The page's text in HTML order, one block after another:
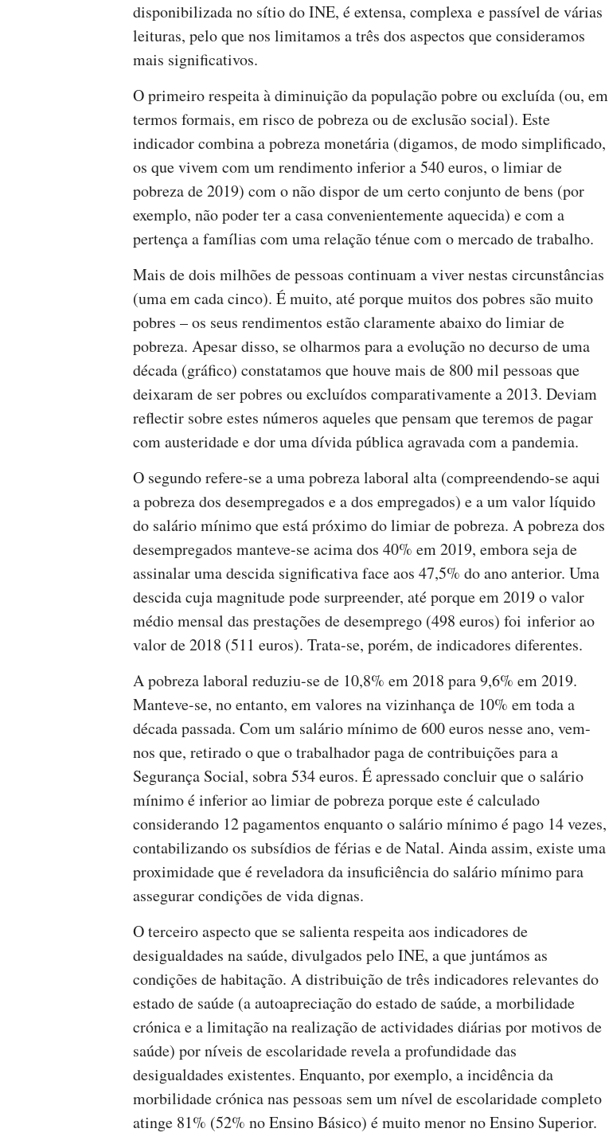
disponibilizada no sítio do INE, é extensa, complexa e passível de várias
leituras, pelo que nos limitamos a três dos aspectos que consideramos
mais significativos.
O primeiro respeita à diminuição da população pobre ou excluída (ou, em
termos formais, em risco de pobreza ou de exclusão social). Este
indicador combina a pobreza monetária (digamos, de modo simplificado,
os que vivem com um rendimento inferior a 540 euros, o limiar de
pobreza de 2019) com o não dispor de um certo conjunto de bens (por
exemplo, não poder ter a casa convenientemente aquecida) e com a
pertença a famílias com uma relação ténue com o mercado de trabalho.
Mais de dois milhões de pessoas continuam a viver nestas circunstâncias
(uma em cada cinco). É muito, até porque muitos dos pobres são muito
pobres – os seus rendimentos estão claramente abaixo do limiar de
pobreza. Apesar disso, se olharmos para a evolução no decurso de uma
década (gráfico) constatamos que houve mais de 800 mil pessoas que
deixaram de ser pobres ou excluídos comparativamente a 2013. Deviam
reflectir sobre estes números aqueles que pensam que teremos de pagar
com austeridade e dor uma dívida pública agravada com a pandemia.
O segundo refere-se a uma pobreza laboral alta (compreendendo-se aqui
a pobreza dos desempregados e a dos empregados) e a um valor líquido
do salário mínimo que está próximo do limiar de pobreza. A pobreza dos
desempregados manteve-se acima dos 40% em 2019, embora seja de
assinalar uma descida significativa face aos 47,5% do ano anterior. Uma
descida cuja magnitude pode surpreender, até porque em 2019 o valor
médio mensal das prestações de desemprego (498 euros) foi inferior ao
valor de 2018 (511 euros). Trata-se, porém, de indicadores diferentes.
A pobreza laboral reduziu-se de 10,8% em 2018 para 9,6% em 2019.
Manteve-se, no entanto, em valores na vizinhança de 10% em toda a
década passada. Com um salário mínimo de 600 euros nesse ano, vem-
nos que, retirado o que o trabalhador paga de contribuições para a
Segurança Social, sobra 534 euros. É apressado concluir que o salário
mínimo é inferior ao limiar de pobreza porque este é calculado
considerando 12 pagamentos enquanto o salário mínimo é pago 14 vezes,
contabilizando os subsídios de férias e de Natal. Ainda assim, existe uma
proximidade que é reveladora da insuficiência do salário mínimo para
assegurar condições de vida dignas.
O terceiro aspecto que se salienta respeita aos indicadores de
desigualdades na saúde, divulgados pelo INE, a que juntámos as
condições de habitação. A distribuição de três indicadores relevantes do
estado de saúde (a autoapreciação do estado de saúde, a morbilidade
crónica e a limitação na realização de actividades diárias por motivos de
saúde) por níveis de escolaridade revela a profundidade das
desigualdades existentes. Enquanto, por exemplo, a incidência da
morbilidade crónica nas pessoas sem um nível de escolaridade completo
atinge 81% (52% no Ensino Básico) é muito menor no Ensino Superior.